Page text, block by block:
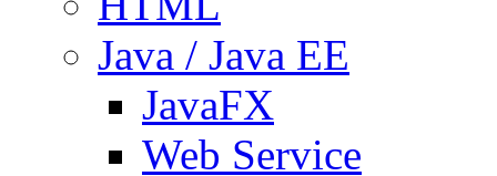
Java / Java EE
JavaFX
Web Service